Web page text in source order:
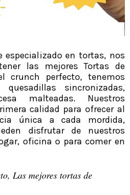
especializado en tortas, nos
las mejores Tortas de
crunch perfecto, tenemos
sincronizadas,
malteadas. Nuestros
calidad para ofrecer al
única a cada mordida,
disfrutar de nuestros
oficina o para comer en
Las mejores tortas de